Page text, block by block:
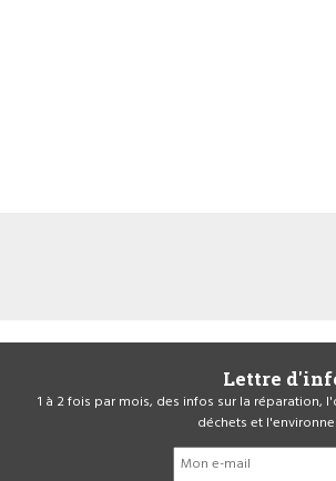
Lettre
1 à 2 fois par mois, des infos sur la réparation,
déchets et